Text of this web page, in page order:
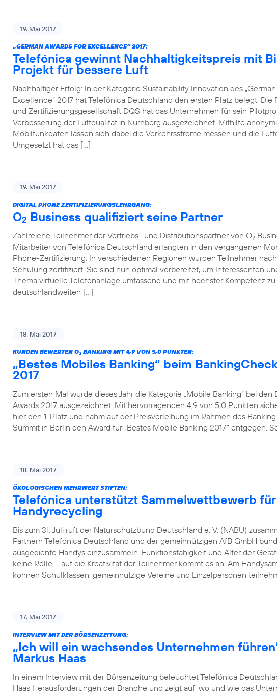
19. Mai 2017
„GERMAN AWARDS FOR EXCELLENCE“ 2017:
Telefónica gewinnt Nachhaltigkeitspreis mit
Projekt für bessere Luft
Nachhaltiger Erfolg: In der Kategorie Sustainability Innovation des
Excellence“ 2017 hat Telefónica Deutschland den ersten Platz belegt. Die
und Zertifizierungsgesellschaft DQS hat das Unternehmen für sein
Verbesserung der Luftqualität in Nürnberg ausgezeichnet. Mithilfe
Mobilfunkdaten lassen sich dabei die Verkehrsströme messen und die
Umgesetzt hat das […]
19. Mai 2017
DIGITAL PHONE ZERTIFIZIERUNGSLEHRGANG:
O2 Business qualifiziert seine Partner
Zahlreiche Teilnehmer der Vertriebs- und Distributionspartner von O2
Mitarbeiter von Telefónica Deutschland erlangten in den vergangenen
Phone-Zertifizierung. In verschiedenen Regionen wurden Teilnehmer
Schulung zertifiziert. Sie sind nun optimal vorbereitet, um Interessenten
Thema virtuelle Telefonanlage umfassend und mit höchster Kompetenz
deutschlandweiten […]
18. Mai 2017
KUNDEN BEWERTEN O2 BANKING MIT 4,9 VON 5,0 PUNKTEN:
„Bestes Mobiles Banking“ beim
2017
Zum ersten Mal wurde dieses Jahr die Kategorie „Mobile Banking“ bei den
Awards 2017 ausgezeichnet. Mit hervorragenden 4,9 von 5,0 Punkten
hier den 1. Platz und nahm auf der Preisverleihung im Rahmen des
Summit in Berlin den Award für „Bestes Mobile Banking 2017“ entgegen.
18. Mai 2017
ÖKOLOGISCHEN MEHRWERT STIFTEN:
Telefónica unterstützt Sammelwettbewerb für
Handyrecycling
Bis zum 31. Juli ruft der Naturschutzbund Deutschland e. V. (NABU)
Partnern Telefónica Deutschland und der gemeinnützigen AfB GmbH
ausgediente Handys einzusammeln. Funktionsfähigkeit und Alter der
keine Rolle – auf die Kreativität der Teilnehmer kommt es an. Am
können Schulklassen, gemeinnützige Vereine und Einzelpersonen
17. Mai 2017
INTERVIEW MIT DER BÖRSENZEITUNG:
„Ich will ein wachsendes Unternehmen
Markus Haas
In einem Interview mit der Börsenzeitung beleuchtet Telefónica
Haas Herausforderungen der Branche und zeigt auf, wo und wie das